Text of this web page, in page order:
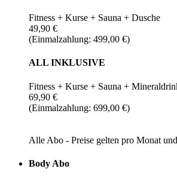
Fitness + Kurse + Sauna + Dusche
49,90 €
(Einmalzahlung: 499,00 €)
ALL INKLUSIVE
Fitness + Kurse + Sauna +
69,90 €
(Einmalzahlung: 699,00 €)
Alle Abo - Preise gelten pro Monat
Body Abo